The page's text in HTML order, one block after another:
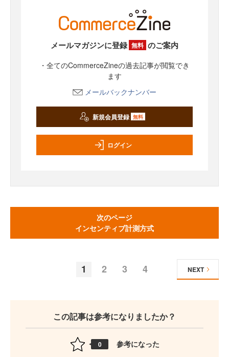
メールマガジンに登録 無料 のご案内
・全てのCommerceZineの過去記事が閲覧でき
ます
メールバックナンバー
新規会員登録 無料
ログイン
次のページ
インセンティブ計測方式
1 2 3 4 NEXT
この記事は参考になりましたか？
0 参考になった